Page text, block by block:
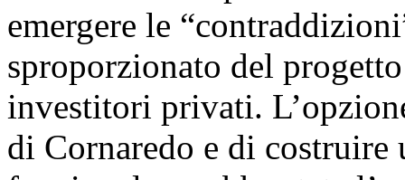
emergere le
sproporzionato del
investitori privati.
di Cornaredo e di costruire